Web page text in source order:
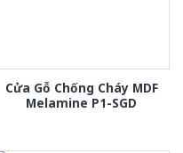
Cửa Gỗ Chống Cháy MDF
Melamine P1-SGD